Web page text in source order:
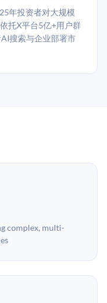
年投资者对大规模
托X平台5亿+用户群
搜索与企业部署市
complex, multi-